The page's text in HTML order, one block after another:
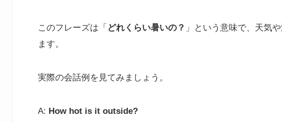
このフレーズは「 どれくらい暑いの？ 」という意味で、天気
ます。
実際の会話例を見てみましょう。
A: How hot is it outside?